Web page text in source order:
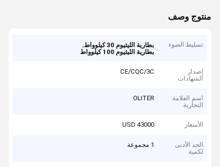
منتوج وصف
تسليط الضوء بطارية الليثيوم 30 كيلوواط
,
بطارية الليثيوم 100 كيلوواط
إصدار
الشهادات
CE/CQC/3C
اسم العلامة
التجارية
OLITER
الأسعار 43000 USD
الحد الأدنى
لكمية
1 مجموعة